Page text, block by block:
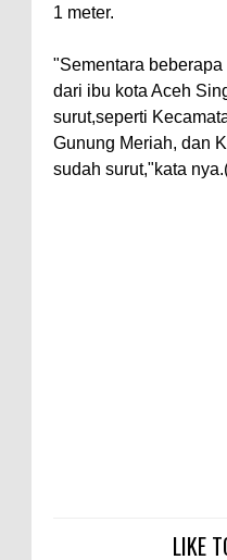
1 meter.
"Sementara
dari ibu kota Aceh
surut,seperti
Gunung Meriah, dan
sudah surut,"kata
LIKE